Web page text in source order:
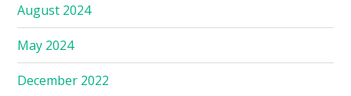
August 2024
May 2024
December 2022